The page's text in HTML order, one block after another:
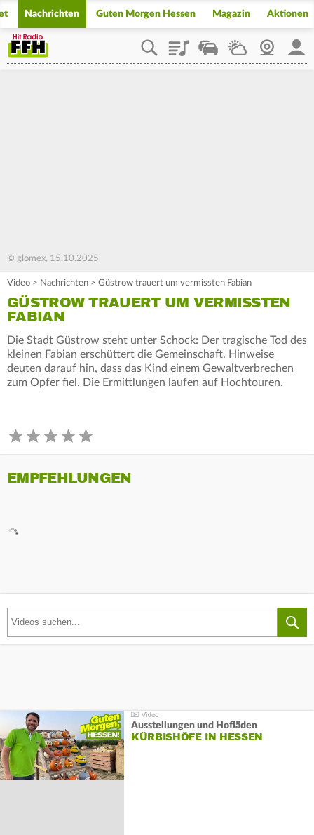
Nachrichten Guten Morgen Hessen Magazin Aktionen
PlaylistStaupilotWetterWebcam
© glomex, 15.10.2025
Video > Nachrichten > Güstrow trauert um vermissten Fabian
GÜSTROW TRAUERT UM VERMISSTEN
FABIAN
Die Stadt Güstrow steht unter Schock: Der tragische Tod des
kleinen Fabian erschüttert die Gemeinschaft. Hinweise
deuten darauf hin, dass das Kind einem Gewaltverbrechen
zum Opfer fiel. Die Ermittlungen laufen auf Hochtouren.
EMPFEHLUNGEN
Ausstellungen und Hofläden
KÜRBISHÖFE IN HESSEN